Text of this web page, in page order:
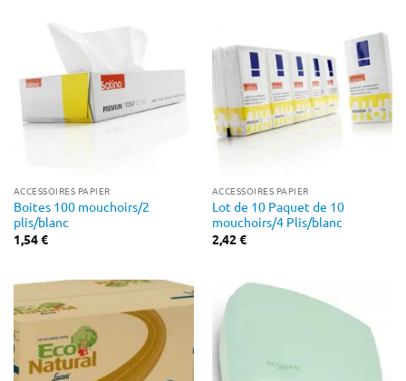
ACCESSOIRES PAPIER
Boites 100 mouchoirs/2
plis/blanc
1,54€
ACCESSOIRES PAPIER
Lot de 10 Paquet de 10
mouchoirs/4 Plis/blanc
2,42 €